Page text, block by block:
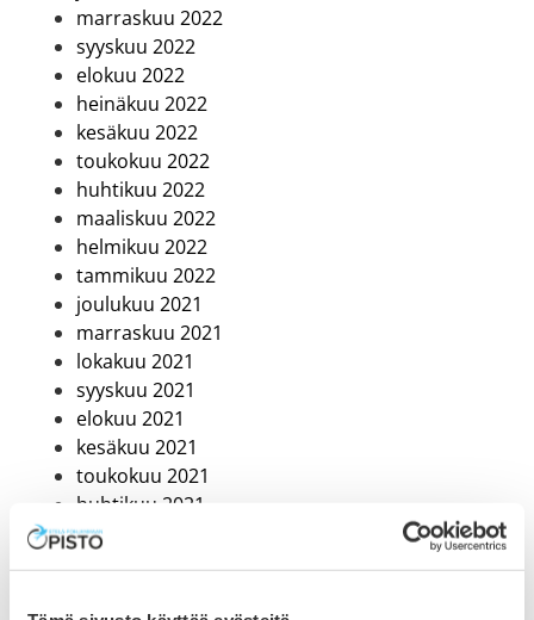
marraskuu 2022
syyskuu 2022
elokuu 2022
heinäkuu 2022
kesäkuu 2022
toukokuu 2022
huhtikuu 2022
maaliskuu 2022
helmikuu 2022
tammikuu 2022
joulukuu 2021
marraskuu 2021
lokakuu 2021
syyskuu 2021
elokuu 2021
kesäkuu 2021
toukokuu 2021
huhtikuu 2021
maaliskuu 2021